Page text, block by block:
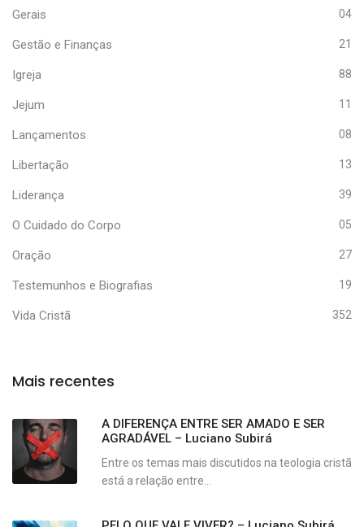
Gerais 04
Gestão e Finanças 21
Igreja 88
Jejum 11
Lançamentos 08
Libertação 13
Liderança 39
O Cuidado do Corpo 05
Oração 27
Testemunhos e Biografias 19
Vida Cristã 352
Mais recentes
A DIFERENÇA ENTRE SER AMADO E SER
AGRADÁVEL – Luciano Subirá
Entre os temas mais discutidos na teologia cristã
está a relação entre...